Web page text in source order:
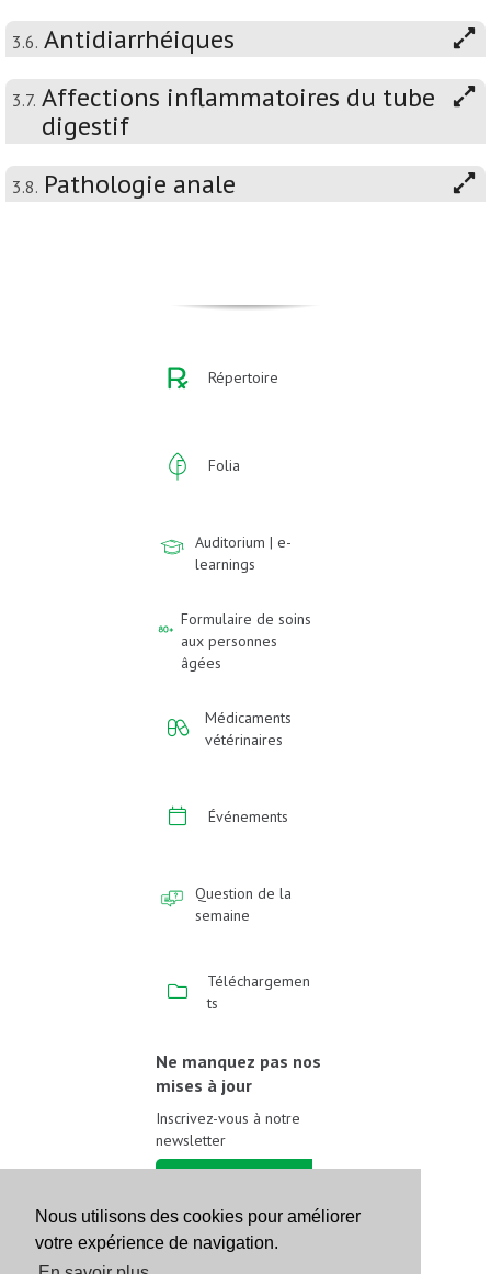
Nous utilisons des cookies pour améliorer
votre expérience de navigation.
3.6. Antidiarrhéiques
3.7. Affections inflammatoires du tube
digestif
3.8. Pathologie anale
Répertoire
Folia
Auditorium | e-
learnings
Formulaire de soins
aux personnes
âgées
Médicaments
vétérinaires
Événements
Question de la
semaine
Téléchargemen
ts
Ne manquez pas nos
mises à jour
Inscrivez-vous à notre
newsletter
Suivez-nous sur les